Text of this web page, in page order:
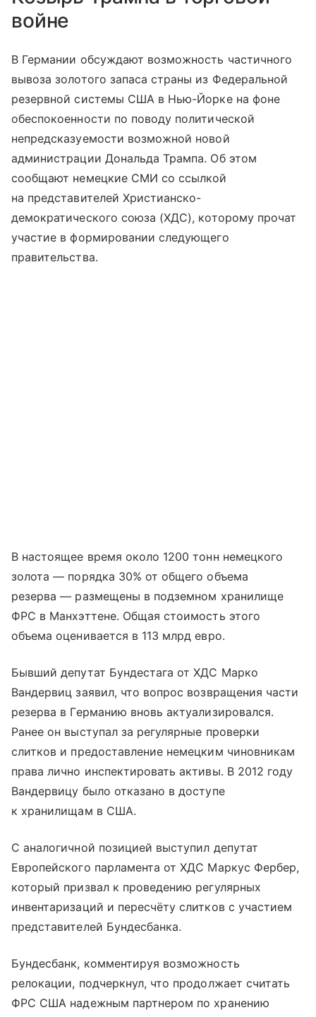
войне
В Германии обсуждают возможность частичного
вывоза золотого запаса страны из Федеральной
резервной системы США в Нью-Йорке на фоне
обеспокоенности по поводу политической
непредсказуемости возможной новой
администрации Дональда Трампа. Об этом
сообщают немецкие СМИ со ссылкой
на представителей Христианско-
демократического союза (ХДС), которому прочат
участие в формировании следующего
правительства.
В настоящее время около 1200 тонн немецкого
золота — порядка 30% от общего объема
резерва — размещены в подземном хранилище
ФРС в Манхэттене. Общая стоимость этого
объема оценивается в 113 млрд евро.
Бывший депутат Бундестага от ХДС Марко
Вандервиц заявил, что вопрос возвращения части
резерва в Германию вновь актуализировался.
Ранее он выступал за регулярные проверки
слитков и предоставление немецким чиновникам
права лично инспектировать активы. В 2012 году
Вандервицу было отказано в доступе
к хранилищам в США.
С аналогичной позицией выступил депутат
Европейского парламента от ХДС Маркус Фербер,
который призвал к проведению регулярных
инвентаризаций и пересчёту слитков с участием
представителей Бундесбанка.
Бундесбанк, комментируя возможность
релокации, подчеркнул, что продолжает считать
ФРС США надежным партнером по хранению